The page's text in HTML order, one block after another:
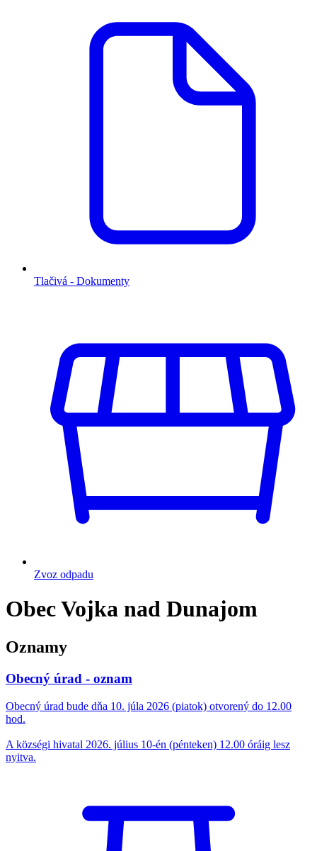
Tlačivá - Dokumenty
Zvoz odpadu
Obec Vojka nad Dunajom
Oznamy
Obecný úrad - oznam
Obecný úrad bude dňa 10. júla 2026 (piatok) otvorený do 12.00
hod.
A községi hivatal 2026. július 10-én (pénteken) 12.00 óráig lesz
nyitva.